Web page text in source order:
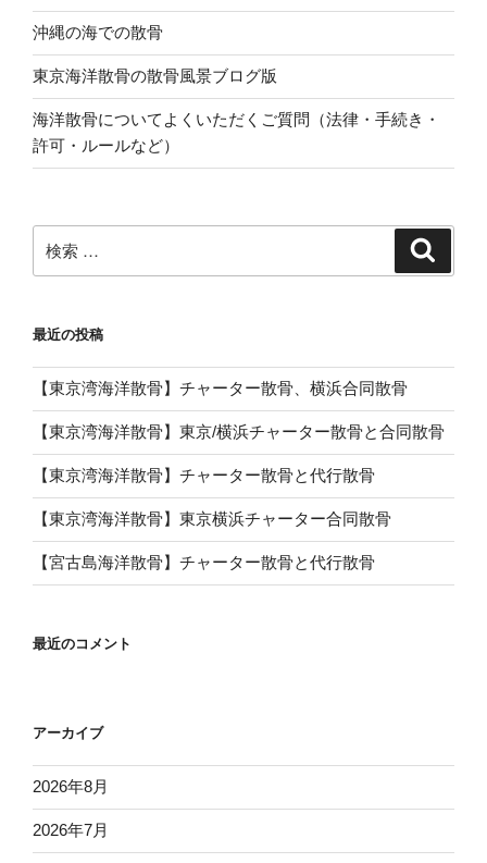
沖縄の海での散骨
東京海洋散骨の散骨風景ブログ版
海洋散骨についてよくいただくご質問（法律・手続き・
許可・ルールなど）
索:
最近の投稿
【東京湾海洋散骨】チャーター散骨、横浜合同散骨
【東京湾海洋散骨】東京/横浜チャーター散骨と合同散骨
【東京湾海洋散骨】チャーター散骨と代行散骨
【東京湾海洋散骨】東京横浜チャーター合同散骨
【宮古島海洋散骨】チャーター散骨と代行散骨
最近のコメント
アーカイブ
2026年8月
2026年7月